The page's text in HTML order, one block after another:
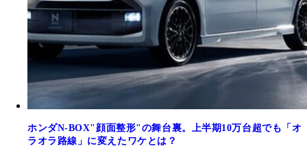
ホンダN-BOX"顔面整形"の舞台裏。上半期10万台超でも「オ
ラオラ路線」に変えたワケとは？